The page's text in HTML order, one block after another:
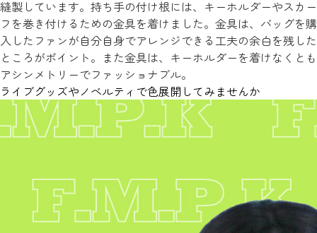
縫製しています。持ち手の付け根には、キーホルダーやスカー
フを巻き付けるための金具を着けました。金具は、バッグを購
入したファンが自分自身でアレンジできる工夫の余白を残した
ところがポイント。また金具は、キーホルダーを着けなくとも
アシンメトリーでファッショナブル。
ライブグッズやノベルティで色展開してみませんか